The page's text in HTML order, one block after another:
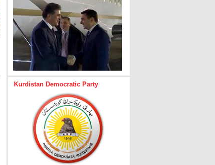
Kurdistan Democratic Party